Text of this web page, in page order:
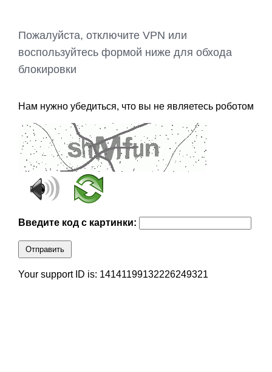
Пожалуйста, отключите VPN или
воспользуйтесь формой ниже для обхода
блокировки
Нам нужно убедиться, что вы не являетесь роботом
Введите код с картинки:
Отправить
Your support ID is: 14141199132226249321